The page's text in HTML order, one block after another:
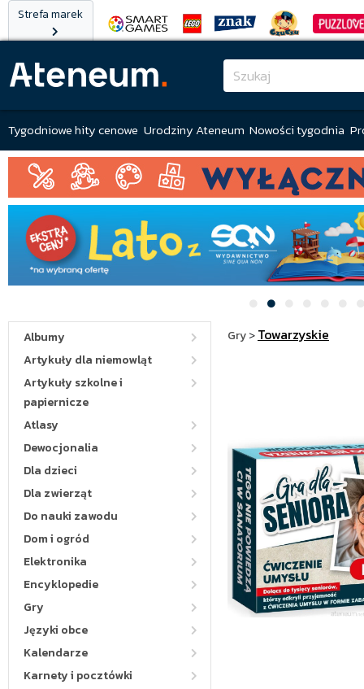
Strefa marek
Tygodniowe hity cenowe Urodziny Ateneum Nowości tygodnia
Albumy
Artykuły dla niemowląt
Artykuły szkolne i
papiernicze
Atlasy
Dewocjonalia
Dla dzieci
Dla zwierząt
Do nauki zawodu
Dom i ogród
Elektronika
Encyklopedie
Gry
Języki obce
Kalendarze
Karnety i pocztówki
Gry>Towarzyskie